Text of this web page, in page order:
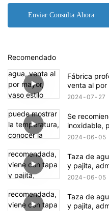
Enviar Consulta Ahora
Recomendado
Fábrica
venta al por
asa y tapa a
2024 07 27
Se
inoxidable,
conocer la
2024 06 05
Taza de
y pajita,
2024 06 05
Taza de
y pajita,